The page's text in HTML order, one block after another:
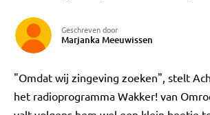
Geschreven door
Marjanka Meeuwissen
"Omdat wij zingeving zoeken", stelt
het radioprogramma Wakker! van